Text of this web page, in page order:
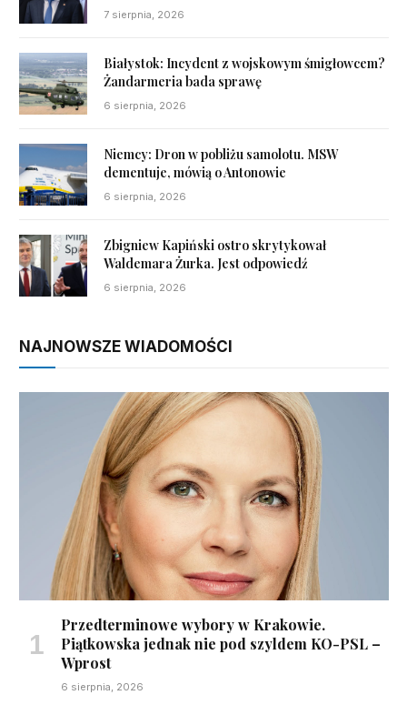
7 sierpnia, 2026
Białystok: Incydent z wojskowym śmigłowcem?
Żandarmeria bada sprawę
6 sierpnia, 2026
Niemcy: Dron w pobliżu samolotu. MSW
dementuje, mówią o Antonowie
6 sierpnia, 2026
Zbigniew Kapiński ostro skrytykował
Waldemara Żurka. Jest odpowiedź
6 sierpnia, 2026
NAJNOWSZE WIADOMOŚCI
Przedterminowe wybory w Krakowie.
Piątkowska jednak nie pod szyldem KO-PSL –
Wprost
6 sierpnia, 2026